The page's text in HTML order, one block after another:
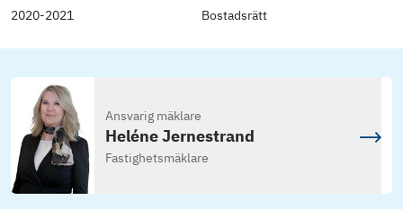
2020-2021
Bostadsrätt
Ansvarig mäklare
Heléne Jernestrand
Fastighetsmäklare